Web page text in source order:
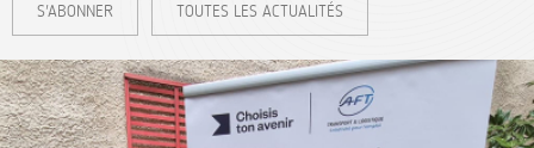
S'ABONNER TOUTES LES ACTUALITÉS